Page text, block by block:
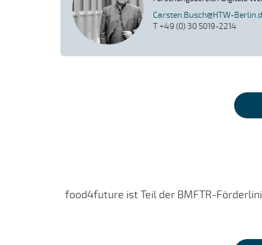
Carsten.Busch@HTW-
T +49 (0) 30 5019-2214
food4future ist Teil der BMFTR-